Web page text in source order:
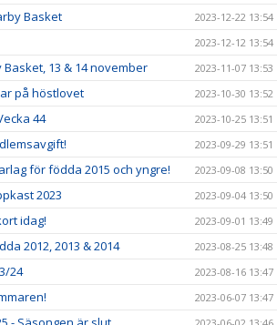
Basket 2023-12-22 13:54
2023-12-12 13:54
13 & 14 november 2023-11-07 13:53
på höstlovet 2023-10-30 13:52
44 2023-10-25 13:51
2023-09-29 13:51
för födda 2015 och yngre! 2023-09-08 13:50
2023 2023-09-04 13:50
idag! 2023-09-01 13:49
2012, 2013 & 2014 2023-08-25 13:48
24 2023-08-16 13:47
2023-06-07 13:47